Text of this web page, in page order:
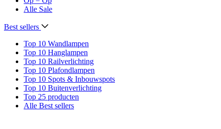
Alle Sale
Best sellers
Top 10 Wandlampen
Top 10 Hanglampen
Top 10 Railverlichting
Top 10 Plafondlampen
Top 10 Spots & Inbouwspots
Top 10 Buitenverlichting
Top 25 producten
Alle Best sellers